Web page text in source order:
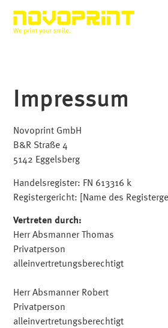
Impressum
Novoprint GmbH
B&R Straße 4
5142 Eggelsberg
Handelsregister: FN 613316 k
Registergericht: [Name des
Vertreten durch:
Herr Absmanner Thomas
Privatperson
alleinvertretungsberechtigt
Herr Absmanner Robert
Privatperson
alleinvertretungsberechtigt